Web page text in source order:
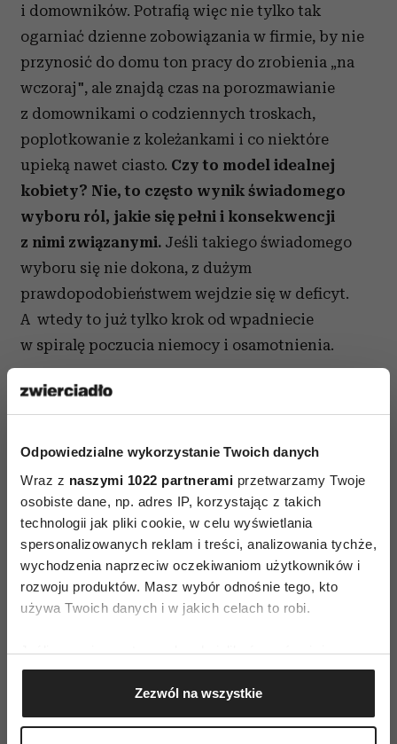
Odpowiedzialne wykorzystanie Twoich danych
Wraz z naszymi 1022 partnerami przetwarzamy Twoje
osobiste dane, np. adres IP, korzystając z takich
technologii jak pliki cookie, w celu wyświetlania
spersonalizowanych reklam i treści, analizowania tychże,
wychodzenia naprzeciw oczekiwaniom użytkowników i
rozwoju produktów. Masz wybór odnośnie tego, kto
używa Twoich danych i w jakich celach to robi.
Jeśli wyrazisz na to zgodę, chcielibyśmy również:
Gromadzić dane dotyczące Twojej lokalizacji
geograficznej z dokładnością nawet do kilku metrów
Identyfikować Twoje urządzenie, aktywnie
Zezwól na wszystkie
i domowników. Potrafią więc nie tylko tak
ogarniać dzienne zobowiązania w firmie, by nie
przynosić do domu ton pracy do zrobienia „na
wczoraj", ale znajdą czas na porozmawianie
z domownikami o codziennych troskach,
poplotkowanie z koleżankami i co niektóre
upieką nawet ciasto. Czy to model idealnej
kobiety? Nie, to często wynik świadomego
wyboru ról, jakie się pełni i konsekwencji
z nimi związanymi. Jeśli takiego świadomego
wyboru się nie dokona, z dużym
prawdopodobieństwem wejdzie się w deficyt.
A wtedy to już tylko krok od wpadniecie
w spiralę poczucia niemocy i osamotnienia.
Wydaje się, że znacznie łatwiej w tej kwestii mają
panowie. Kulturowo, to im przypisana jest rola
o bezpieczeństwo domowników. Nic więc
dziwnego, że dla wielu z nich główna aktywność
po powrocie z pracy ogranicza się do
przysłowiowego włączenia telewizora i zaśnięciu
przed jego ekranem z butelką piwa z nadzieją, że
cała resztę domowego życia ogarnie partnerka.
Obecnie ten model mężczyzny po pracy nieco
komputera lub niekończące się rozmowy
służbowe przez służbową komórkę. Zresztą
panowie nie uciekają się do takich sposobów bez